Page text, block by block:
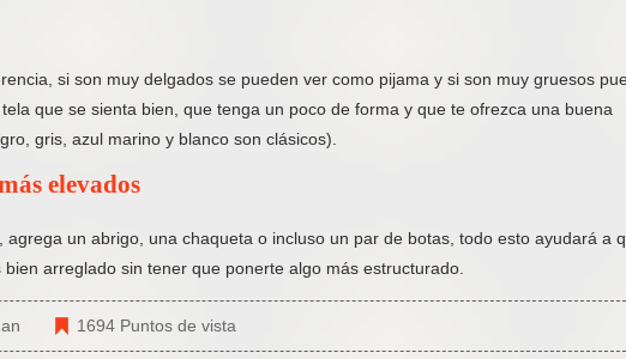
si son muy delgados se pueden ver como pijama y si son muy gruesos
que se sienta bien, que tenga un poco de forma y que te ofrezca una buena
gris, azul marino y blanco son clásicos).
elevados
agrega un abrigo, una chaqueta o incluso un par de botas, todo esto ayudará a
arreglado sin tener que ponerte algo más estructurado.
1694 Puntos de vista